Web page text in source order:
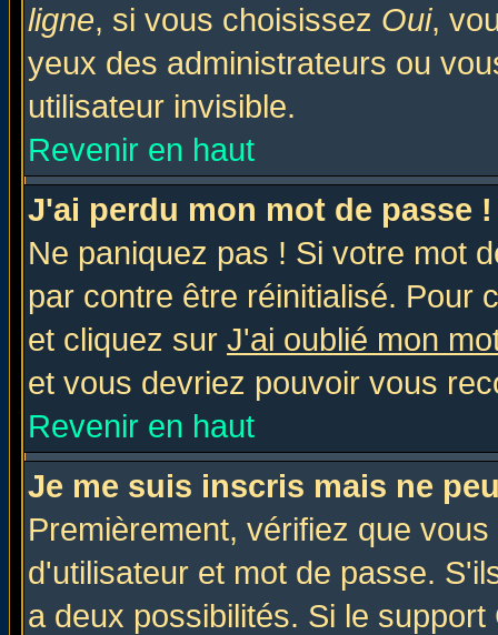
ligne, si vous choisissez Oui,
yeux des administrateurs ou
utilisateur invisible.
Revenir en haut
J'ai perdu mon mot de passe !
Ne paniquez pas ! Si votre mot
par contre être réinitialisé. Pour
et cliquez sur J'ai oublié mon
et vous devriez pouvoir vous
Revenir en haut
Je me suis inscris mais ne
Premièrement, vérifiez que
d'utilisateur et mot de passe.
a deux possibilités. Si le